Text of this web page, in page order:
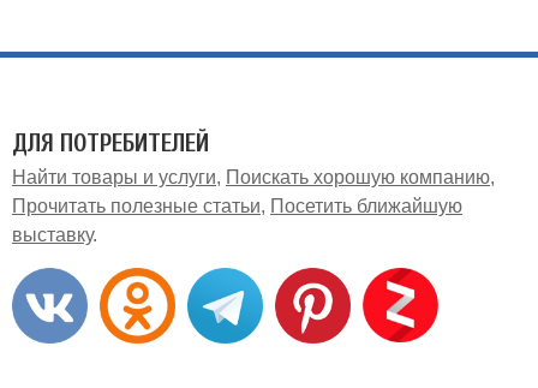
ДЛЯ ПОТРЕБИТЕЛЕЙ
Найти товары и услуги
Поискать хорошую компанию
Прочитать полезные статьи
Посетить ближайшую
выставку